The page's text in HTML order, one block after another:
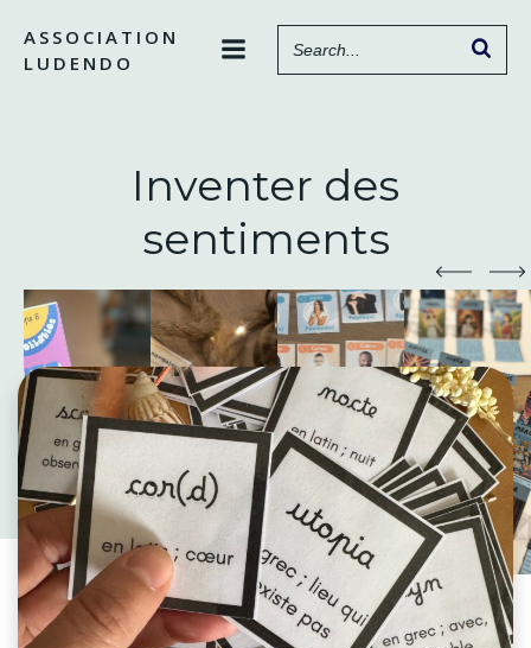
contenu
ASSOCIATION
LUDENDO
Inventer des
sentiments